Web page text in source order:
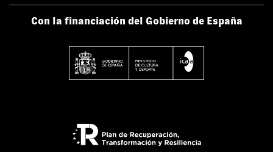
Con la financiación del Gobierno de España